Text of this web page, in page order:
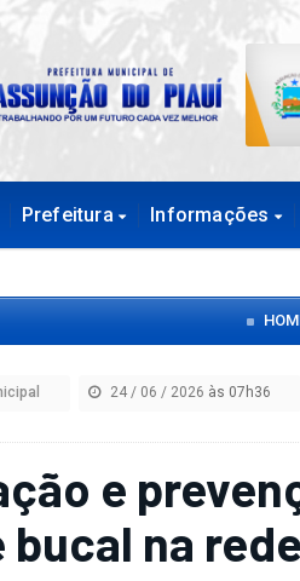
Prefeitura Informações
24 / 06 / 2026 às 07h36
e
bucal na